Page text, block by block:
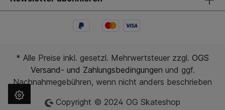
* Alle Preise inkl. gesetzl. Mehrwertsteuer zzgl. OGS
Versand- und Zahlungsbedingungen und ggf.
Nachnahmegebühren, wenn nicht anders beschrieben
Copyright © 2024 OG Skateshop